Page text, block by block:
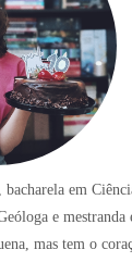
em
e mestranda
mas tem o